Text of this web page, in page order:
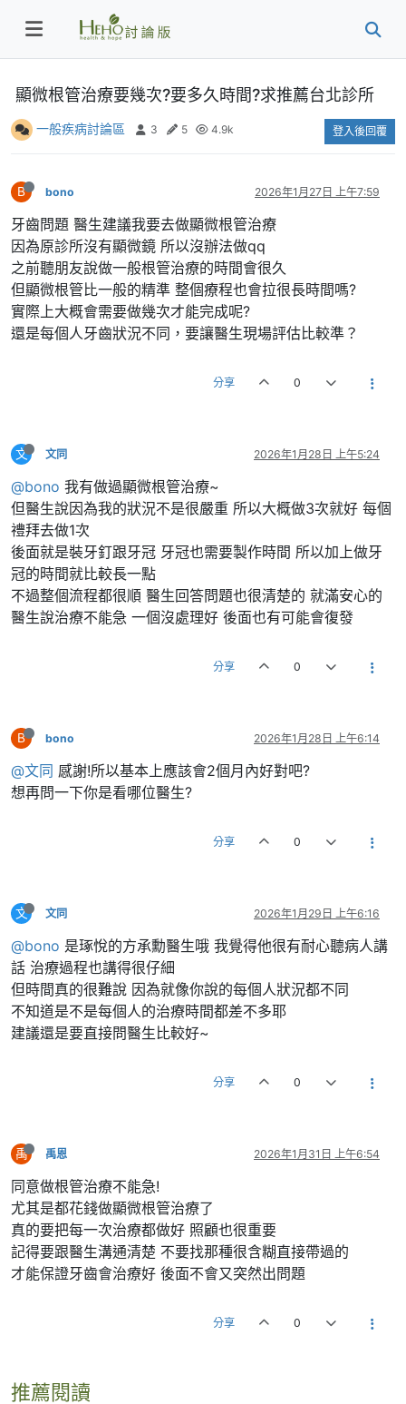
顯微根管治療要幾次?要多久時間?求推薦台北診所
一般疾病討論區 3 5 4.9k 登入後回覆
B bono 2026年1月27日 上午7:59
牙齒問題 醫生建議我要去做顯微根管治療
因為原診所沒有顯微鏡 所以沒辦法做qq
之前聽朋友說做一般根管治療的時間會很久
但顯微根管比一般的精準 整個療程也會拉很長時間嗎?
實際上大概會需要做幾次才能完成呢?
還是每個人牙齒狀況不同，要讓醫生現場評估比較準？
分享 0
文 文同 2026年1月28日 上午5:24
@bono 我有做過顯微根管治療~
但醫生說因為我的狀況不是很嚴重 所以大概做3次就好 每個
禮拜去做1次
後面就是裝牙釘跟牙冠 牙冠也需要製作時間 所以加上做牙
冠的時間就比較長一點
不過整個流程都很順 醫生回答問題也很清楚的 就滿安心的
醫生說治療不能急 一個沒處理好 後面也有可能會復發
分享 0
B bono 2026年1月28日 上午6:14
@文同 感謝!所以基本上應該會2個月內好對吧?
想再問一下你是看哪位醫生?
分享 0
文 文同 2026年1月29日 上午6:16
@bono 是琢悅的方承勳醫生哦 我覺得他很有耐心聽病人講
話 治療過程也講得很仔細
但時間真的很難說 因為就像你說的每個人狀況都不同
不知道是不是每個人的治療時間都差不多耶
建議還是要直接問醫生比較好~
分享 0
禹 禹恩 2026年1月31日 上午6:54
同意做根管治療不能急!
尤其是都花錢做顯微根管治療了
真的要把每一次治療都做好 照顧也很重要
記得要跟醫生溝通清楚 不要找那種很含糊直接帶過的
才能保證牙齒會治療好 後面不會又突然出問題
分享 0
推薦閱讀